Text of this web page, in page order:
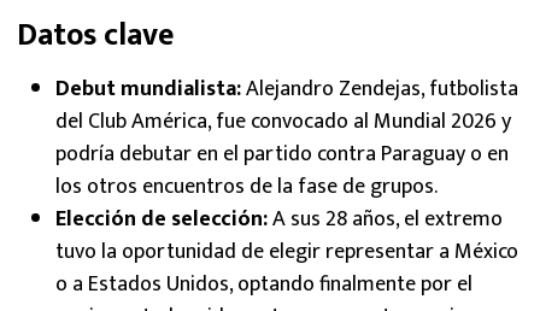
Datos clave
Debut mundialista:Alejandro Zendejas, futbolista
del Club América, fue convocado al Mundial 2026 y
podría debutar en el partido contra Paraguay o en
los otros encuentros de la fase de grupos.
Elección de selección:A sus 28 años, el extremo
tuvo la oportunidad de elegir representar a México
o a Estados Unidos, optando finalmente por el